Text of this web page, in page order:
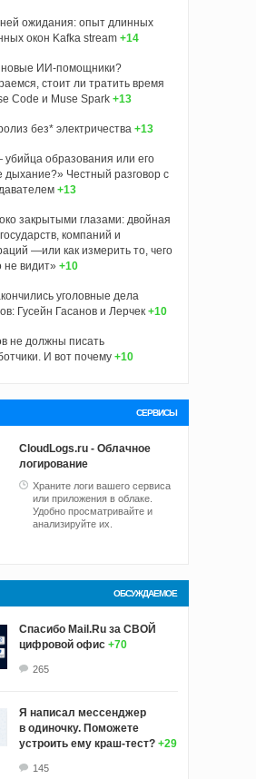
ожидания: опыт длинных
окон Kafka stream +14
новые ИИ-помощники?
стоит ли тратить время
Code и Muse Spark +13
без* электричества +13
образования или его
дыхание?» Честный разговор с
+13
закрытыми глазами: двойная
компаний и
—или как измерить то, чего
не видит» +10
уголовные дела
Гусейн Гасанов и Лерчек +10
не должны писать
И вот почему +10
СЕРВИСЫ
CloudLogs.ru - Облачное
логирование
Храните логи вашего сервиса
или приложения в облаке.
Удобно просматривайте и
анализируйте их.
ОБСУЖДАЕМОЕ
Спасибо Mail.Ru за СВОЙ
цифровой офис +70
265
Я написал мессенджер
в одиночку. Поможете
устроить ему краш‑тест? +29
145